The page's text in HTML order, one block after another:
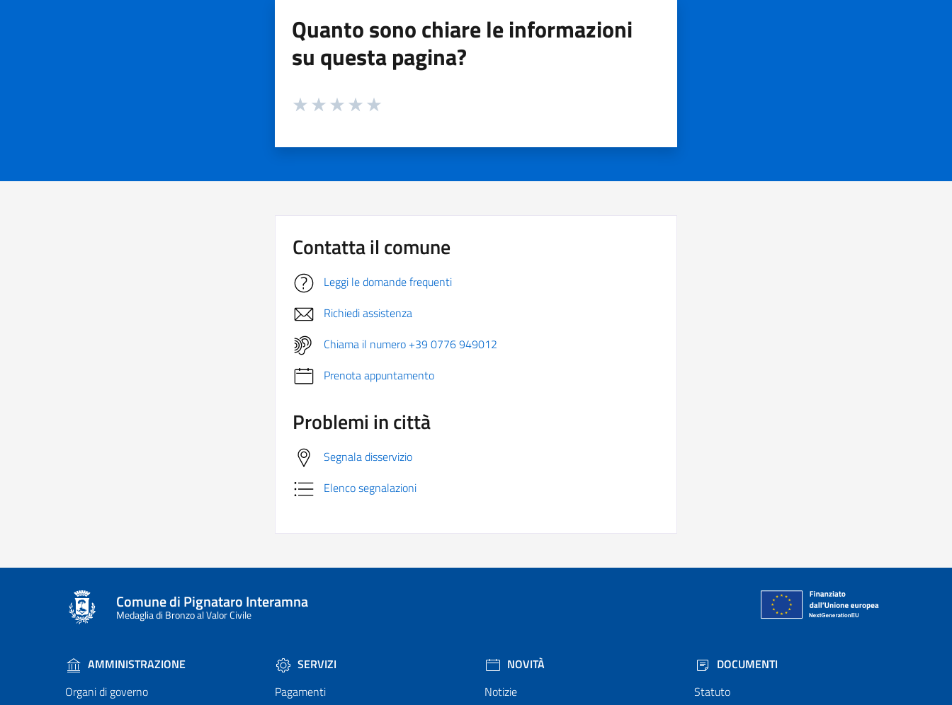
Quanto sono chiare le informazioni
su questa pagina?
Valuta da 1 a 5 stelle la pagina
Contatta il comune
Leggi le domande frequenti
Richiedi assistenza
Chiama il numero +39 0776 949012
Prenota appuntamento
Problemi in città
Segnala disservizio
Elenco segnalazioni
Comune di Pignataro Interamna
Medaglia di Bronzo al Valor Civile
AMMINISTRAZIONE
Organi di governo
SERVIZI
Pagamenti
NOVITÀ
Notizie
DOCUMENTI
Statuto